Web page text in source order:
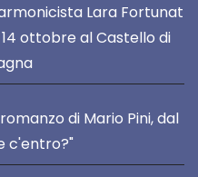
Lara Fortunat
ottobre al Castello di
di Mario Pini, dal
c'entro?"